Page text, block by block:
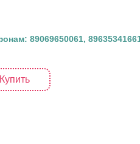
89069650061,
Купить